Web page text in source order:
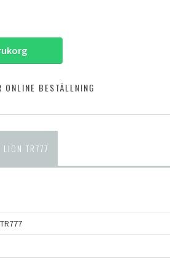
ONLINE BESTÄLLNING
LION TR777